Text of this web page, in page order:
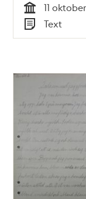
Tid
11
Typ
Text